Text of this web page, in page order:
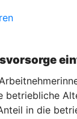
betriebliche
in die